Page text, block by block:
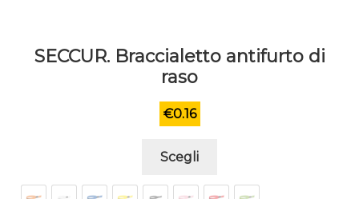
SECCUR. Braccialetto antifurto di
raso
€0.16
Scegli
ha